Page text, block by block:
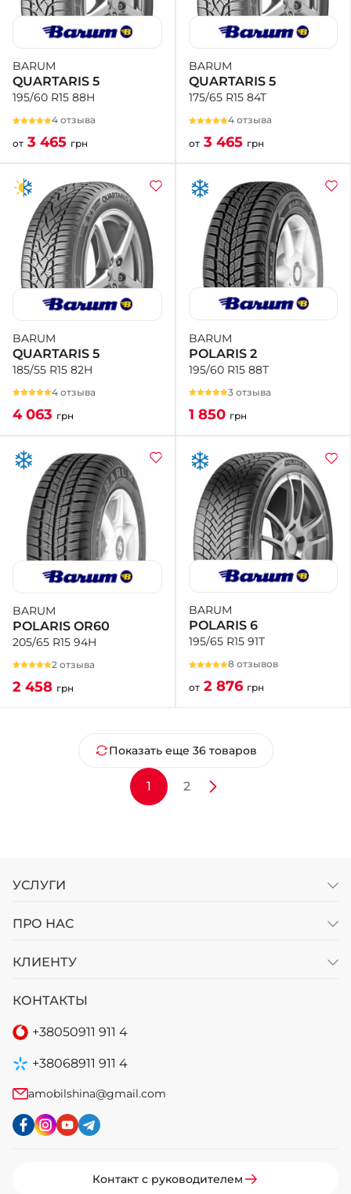
BARUM
QUARTARIS 5
195/60 R15 88H
4 отзыва
от 3 465 грн
BARUM
QUARTARIS 5
175/65 R15 84T
4 отзыва
от 3 465 грн
BARUM
QUARTARIS 5
185/55 R15 82H
4 отзыва
4 063 грн
BARUM
POLARIS 2
195/60 R15 88T
3 отзыва
1 850 грн
BARUM
POLARIS OR60
205/65 R15 94H
2 отзыва
2 458 грн
BARUM
POLARIS 6
195/65 R15 91T
8 отзывов
от 2 876 грн
Показать еще 36 товаров
1 2
УСЛУГИ
ПРО НАС
КЛИЕНТУ
КОНТАКТЫ
+38050911 911 4
+38068911 911 4
amobilshina@gmail.com
Контакт с руководителем